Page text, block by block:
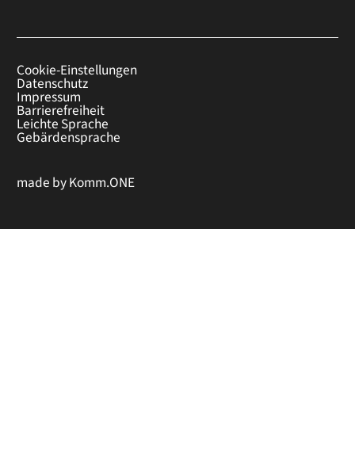
Cookie-Einstellungen
Datenschutz
Impressum
Barrierefreiheit
Leichte Sprache
Gebärdensprache
made byKomm.ONE